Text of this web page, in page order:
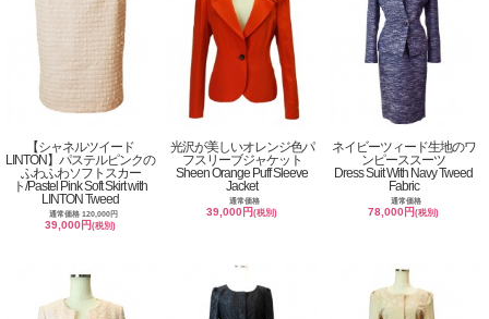
【シャネルツイード
LINTON】パステルピンクの
ふわふわソフトスカー
ト/Pastel Pink Soft Skirt with
LINTON Tweed
通常価格 120,000円
39,000円(税別)
光沢が美しいオレンジ色パ
フスリーブジャケット
Sheen Orange Puff Sleeve
Jacket
通常価格
39,000円(税別)
ネイビーツィード生地のワ
ンピーススーツ
Dress Suit With Navy Tweed
Fabric
通常価格
78,000円(税別)